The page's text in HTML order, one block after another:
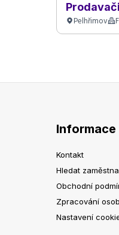
Pelhřimov
Informace
Kontakt
Hledat
Obchodní
Zpracování
Nastavení